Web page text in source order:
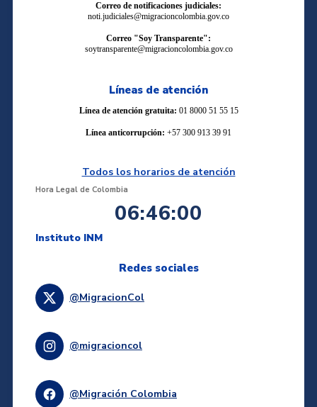
Correo de notificaciones judiciales:
noti.judiciales@migracioncolombia.gov.co
Correo "Soy Transparente":
soytransparente@migracioncolombia.gov.co
Líneas de atención
Línea de atención gratuita: 01 8000 51 55 15
Línea anticorrupción: +57 300 913 39 91
Todos los horarios de atención
Hora Legal de Colombia
06:46:01
Instituto INM
Redes sociales
@MigracionCol
@migracioncol
@Migración Colombia